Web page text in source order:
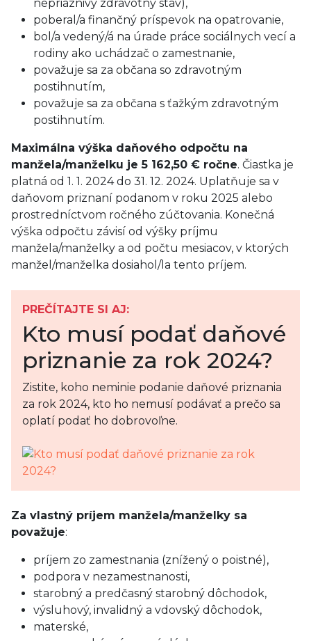
nepriaznivý zdravotný stav),
poberal/a finančný príspevok na opatrovanie,
bol/a vedený/á na úrade práce sociálnych vecí a
rodiny ako uchádzač o zamestnanie,
považuje sa za občana so zdravotným
postihnutím,
považuje sa za občana s ťažkým zdravotným
postihnutím.
Maximálna výška daňového odpočtu na
manžela/manželku je 5 162,50 € ročne. Čiastka je
platná od 1. 1. 2024 do 31. 12. 2024. Uplatňuje sa v
daňovom priznaní podanom v roku 2025 alebo
prostredníctvom ročného zúčtovania. Konečná
výška odpočtu závisí od výšky príjmu
manžela/manželky a od počtu mesiacov, v ktorých
manžel/manželka dosiahol/la tento príjem.
PREČÍTAJTE SI AJ:
Kto musí podať daňové
priznanie za rok 2024?
Zistite, koho neminie podanie daňové priznania
za rok 2024, kto ho nemusí podávať a prečo sa
oplatí podať ho dobrovoľne.
Za vlastný príjem manžela/manželky sa
považuje:
príjem zo zamestnania (znížený o poistné),
podpora v nezamestnanosti,
starobný a predčasný starobný dôchodok,
výsluhový, invalidný a vdovský dôchodok,
materské,